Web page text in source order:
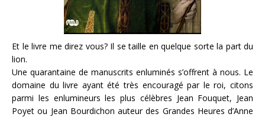
Et le livre me direz vous? Il se taille en quelque sorte la part du
lion.
Une quarantaine de manuscrits enluminés s’offrent à nous. Le
domaine du livre ayant été très encouragé par le roi, citons
parmi les enlumineurs les plus célèbres Jean Fouquet, Jean
Poyet ou Jean Bourdichon auteur des Grandes Heures d’Anne